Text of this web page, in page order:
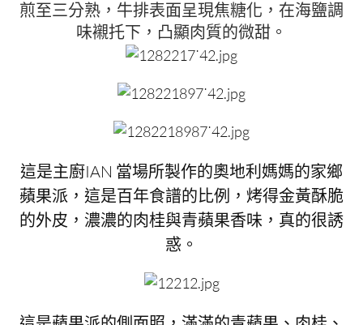
煎至三分熟，牛排表面呈現焦糖化，在海鹽調
味襯托下，凸顯肉質的微甜。
這是主廚IAN 當場所製作的奧地利媽媽的家鄉
蘋果派，這是百年食譜的比例，烤得金黃酥脆
的外皮，濃濃的肉桂與青蘋果香味，真的很誘
惑。